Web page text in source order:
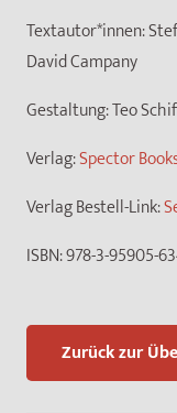
Textautor*innen:
David Campany
Gestaltung:Teo
Verlag:Spector
Verlag Bestell-Link:
ISBN:978-3-95905-
Zurück zur